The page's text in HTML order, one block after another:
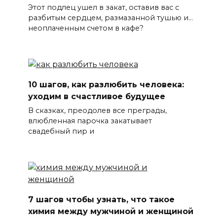
Этот подлец ушел в закат, оставив вас с
разбитым сердцем, размазанной тушью и…
неоплаченным счетом в кафе?
10 шагов, как разлюбить человека:
уходим в счастливое будущее
В сказках, преодолев все преграды,
влюбленная парочка закатывает
свадебный пир и
7 шагов чтобы узнать, что такое
химия между мужчиной и женщиной